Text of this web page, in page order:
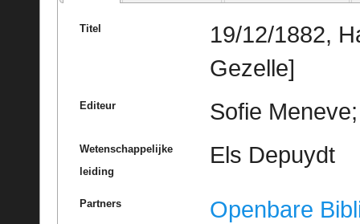
Titel
19/12/1882,
Gezelle]
Editeur Sofie
Wetenschappelijke
leiding
Els Depuydt
Partners
Openbare